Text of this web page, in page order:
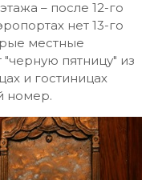
– после 12-го
нет 13-го
местные
пятницу" из
и гостиницах
номер.